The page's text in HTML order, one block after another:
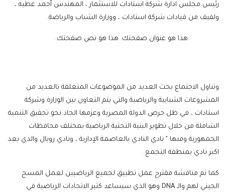
رئيس مجلس ادارة شركة استادات للاستثمار ، المهندس أحمد عطيه ،
ولفيف من قيادات شركة استادات ، ووزارة الشباب والرياضة.
هذا هو عنوان صفحتك. هذا هو نص صفحتك.
وتناول الاجتماع بحث العديد من الموضوعات المتعلقة بالعديد من
المشروعات الشبابية والرياضية والتي يتم التعاون بين الوزارة وشركة
استادات ، في ظل حرص الدولة المصرية وعزمها الجاد نحو تحقيق التنمية
الشاملة من خلال تطوير البنية التحتية الرياضية بمختلف محافظات
الجمهورية ومنها " نادي النادي بالعاصمة الإدارية ، ونادي رويال والذي يعد
اكبر نادي بمنطقة التجمع .
كما تم مناقشة مقترح عمل تطبيق لجميع الرياضيين لعمل المسح
الجيني لهم والـ DNA وهو الذي سيساعد كثير الاتحادات الرياضية في